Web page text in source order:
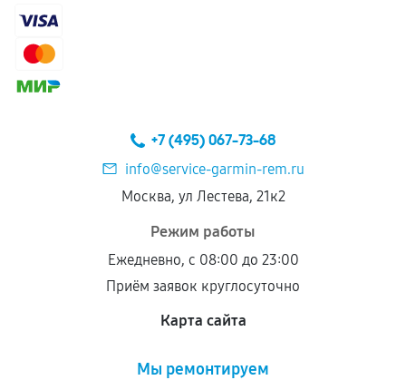
сохраняться полностью или частично, если
соблюдены следующие условия:
Установка была выполнена нашим сервисным
При этом гарантия на сами комплектующие
продавца. За качество сторонних деталей
сервисный центр ответственности не несет.
+7 (495) 067-73-68
info@service-garmin-rem.ru
Москва, ул Лестева, 21к2
Режим работы
Ежедневно, с 08:00 до 23:00
Приём заявок круглосуточно
Карта сайта
Мы ремонтируем